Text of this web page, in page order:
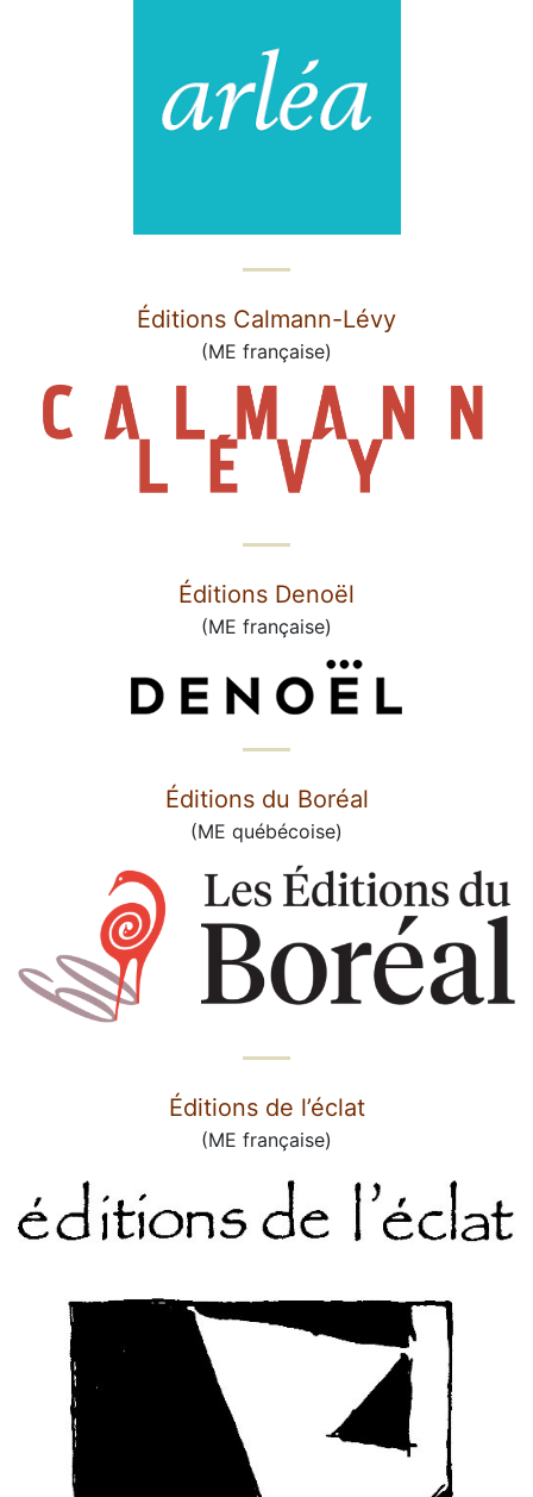
Éditions Calmann-Lévy
(ME française)
Éditions Denoël
(ME française)
Éditions du Boréal
(ME québécoise)
Éditions de l’éclat
(ME française)